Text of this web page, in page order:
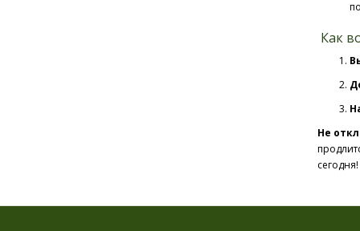
Как
Не
сегодня!